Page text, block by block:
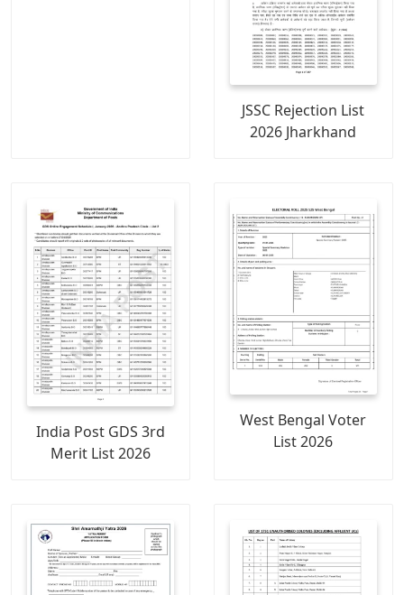
JSSC Rejection List
2026 Jharkhand
India Post GDS 3rd
Merit List 2026
West Bengal Voter
List 2026